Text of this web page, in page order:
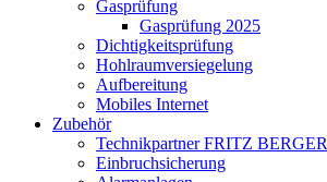
Gasprüfung
Gasprüfung 2025
Dichtigkeitsprüfung
Hohlraumversiegelung
Aufbereitung
Mobiles Internet
Zubehör
Technikpartner FRITZ BERGER
Einbruchsicherung